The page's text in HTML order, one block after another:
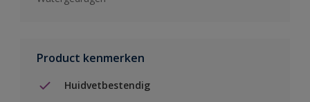
Product kenmerken
Huidvetbestendig